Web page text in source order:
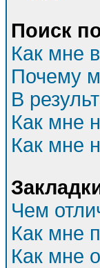
Поиск
Как мне
Почему
В
Как мне
Как мне
Чем
Как мне
Как мне